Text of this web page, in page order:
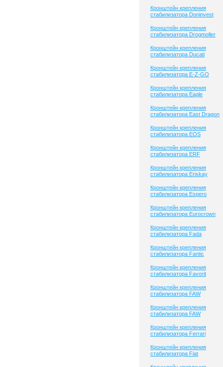
Кронштейн крепления
стабилизатора Doninvest
Кронштейн крепления
стабилизатора Drogmoller
Кронштейн крепления
стабилизатора Ducati
Кронштейн крепления
стабилизатора E-Z-GO
Кронштейн крепления
стабилизатора Eagle
Кронштейн крепления
стабилизатора East Dragon
Кронштейн крепления
стабилизатора EOS
Кронштейн крепления
стабилизатора ERF
Кронштейн крепления
стабилизатора Eriskay
Кронштейн крепления
стабилизатора Espero
Кронштейн крепления
стабилизатора Eurocrown
Кронштейн крепления
стабилизатора Fada
Кронштейн крепления
стабилизатора Fantic
Кронштейн крепления
стабилизатора Favorit
Кронштейн крепления
стабилизатора FAW
Кронштейн крепления
стабилизатора FAW
Кронштейн крепления
стабилизатора Ferrari
Кронштейн крепления
стабилизатора Fiat